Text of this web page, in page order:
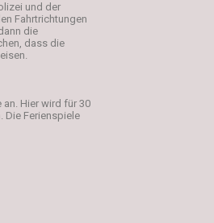
und der
Fahrtrichtungen
die
dass die
Hier wird für 30
Die Ferienspiele